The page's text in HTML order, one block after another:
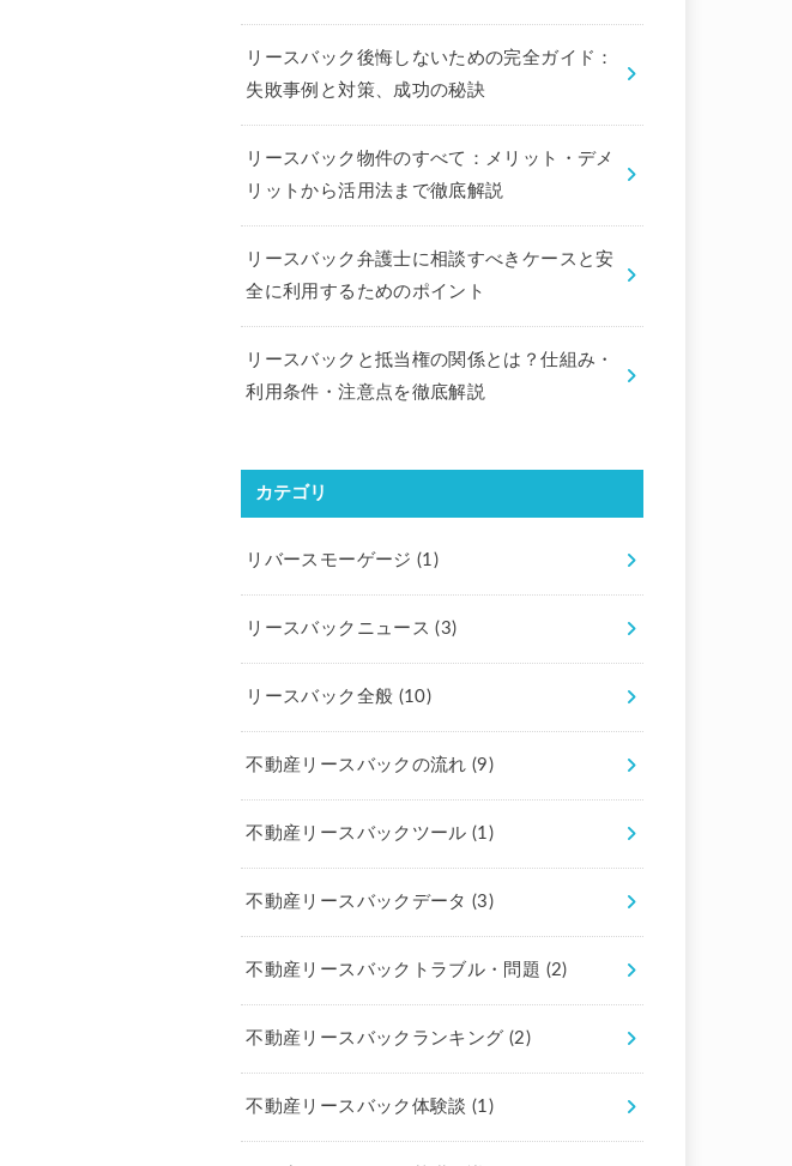
リースバック後悔しないための完全ガイド：
失敗事例と対策、成功の秘訣
リースバック物件のすべて：メリット・デメ
リットから活用法まで徹底解説
リースバック弁護士に相談すべきケースと安
全に利用するためのポイント
リースバックと抵当権の関係とは？仕組み・
利用条件・注意点を徹底解説
カテゴリ
リバースモーゲージ (1)
リースバックニュース(3)
リースバック全般 (10)
不動産リースバックの流れ(9)
不動産リースバックツール(1)
不動産リースバックデータ(3)
不動産リースバックトラブル・問題 (2)
不動産リースバックランキング (2)
不動産リースバック体験談(1)